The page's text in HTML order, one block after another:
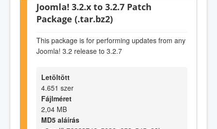
Joomla! 3.2.x to 3.2.7 Patch
Package (.tar.bz2)
This package is for performing updates from any
Joomla! 3.2 release to 3.2.7
Letöltött
4.651 szer
Fájlméret
2,04 MB
MD5 aláírás